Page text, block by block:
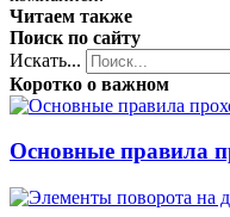
Читаем также
Поиск по сайту
Искать...
Коротко о важном
Основные правила